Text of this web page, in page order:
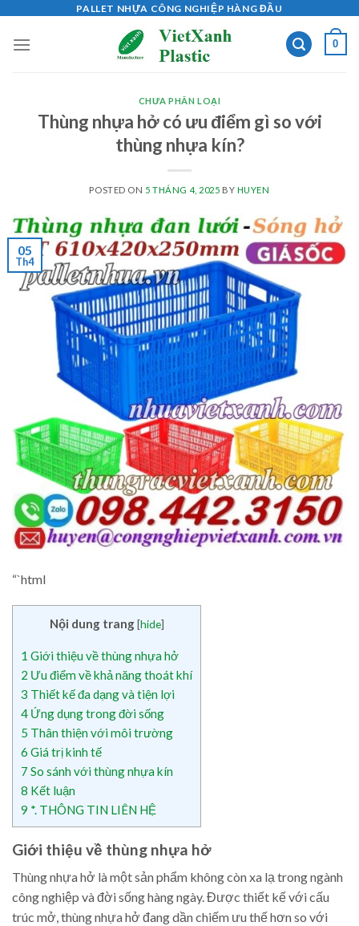
content
PALLET NHỰA CÔNG NGHIỆP HÀNG ĐẦU
0
CHƯA PHÂN LOẠI
Thùng nhựa hở có ưu điểm gì so với
thùng nhựa kín?
POSTED ON 5 THÁNG 4, 2025 BY HUYEN
05
Th4
“`html
Nội dung trang [hide]
1 Giới thiệu về thùng nhựa hở
2 Ưu điểm về khả năng thoát khí
3 Thiết kế đa dạng và tiện lợi
4 Ứng dụng trong đời sống
5 Thân thiện với môi trường
6 Giá trị kinh tế
7 So sánh với thùng nhựa kín
8 Kết luận
9 *. THÔNG TIN LIÊN HỆ
Giới thiệu về thùng nhựa hở
Thùng nhựa hở là một sản phẩm không còn xa lạ trong ngành
công nghiệp và đời sống hàng ngày. Được thiết kế với cấu
trúc mở, thùng nhựa hở đang dần chiếm ưu thế hơn so với